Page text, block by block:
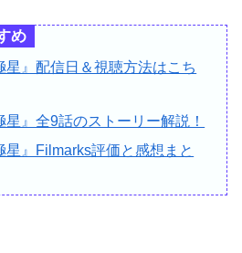
め
星』配信日＆視聴方法はこち
』全9話のストーリー解説！
星』Filmarks評価と感想まと